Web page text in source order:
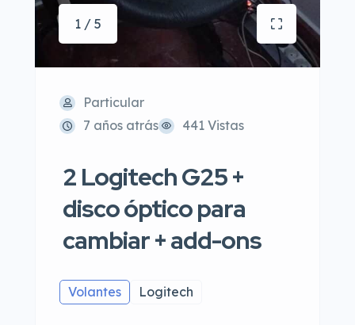
1 / 5
Particular
7 años atrás
441 Vistas
2 Logitech G25 +
disco óptico para
cambiar + add-ons
Volantes Logitech